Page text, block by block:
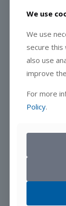
potentielle,
l’ensemble
We use
We use
secure this
also use
improve
For more
Policy.